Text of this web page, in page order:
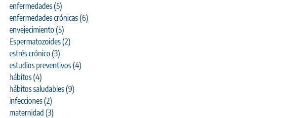
enfermedades(5)
enfermedades crónicas(6)
envejecimiento (5)
Espermatozoides(2)
estrés crónico (3)
estudios preventivos(4)
hábitos(4)
hábitos saludables(9)
infecciones(2)
maternidad (3)